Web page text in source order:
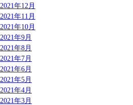
2021年12月
2021年11月
2021年10月
2021年9月
2021年8月
2021年7月
2021年6月
2021年5月
2021年4月
2021年3月